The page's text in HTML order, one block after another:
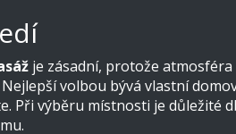
je zásadní, protože atmosféra
volbou bývá vlastní
Při výběru místnosti je důležité